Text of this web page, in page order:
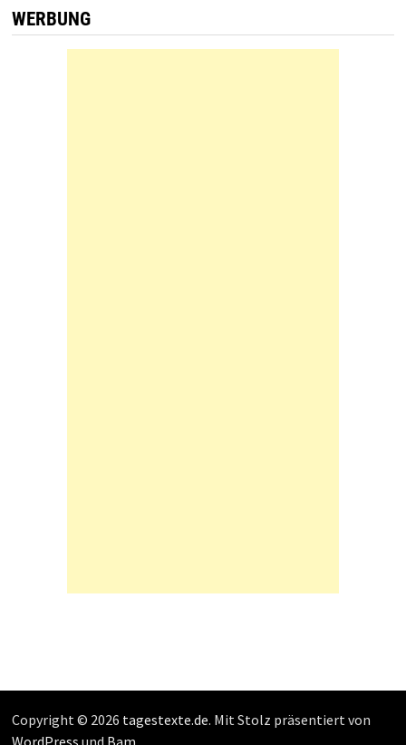
WERBUNG
Copyright © 2026 tagestexte.de. Mit Stolz präsentiert von
WordPress und Bam